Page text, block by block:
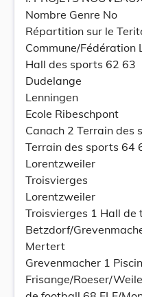
Nombre Genre No
Répartition sur le
Commune/Fédération
Hall des sports 62 63
Dudelange
Lenningen
Ecole Ribeschpont
Canach 2 Terrain des
Terrain des sports 64
Lorentzweiler
Troisvierges
Lorentzweiler
Troisvierges 1 Hall de
Betzdorf/
Mertert
Grevenmacher 1
Frisange/Roeser/